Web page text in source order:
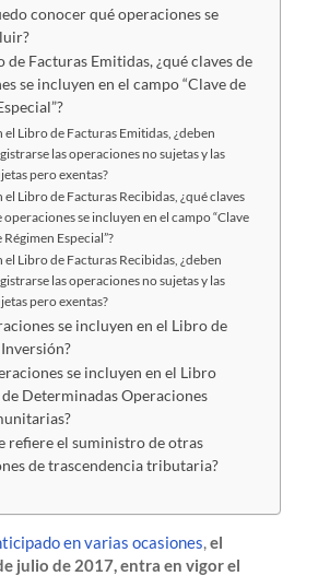
conocer qué operaciones se
de Facturas Emitidas, ¿qué claves de
se incluyen en el campo “Clave de
el Libro de Facturas Emitidas, ¿deben
las operaciones no sujetas y las
pero exentas?
el Libro de Facturas Recibidas, ¿qué claves
operaciones se incluyen en el campo “Clave
Régimen Especial”?
el Libro de Facturas Recibidas, ¿deben
las operaciones no sujetas y las
pero exentas?
se incluyen en el Libro de
se incluyen en el Libro
Determinadas Operaciones
refiere el suministro de otras
de trascendencia tributaria?
en varias ocasiones,el
julio de 2017, entra en vigor el